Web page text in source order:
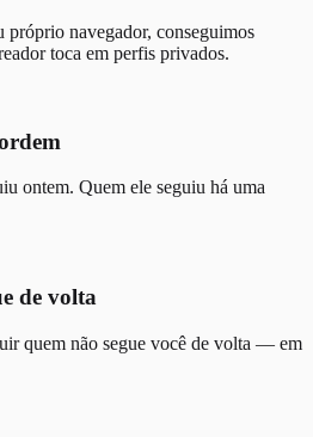
próprio navegador, conseguimos
toca em perfis privados.
ontem. Quem ele seguiu há uma
de volta
quem não segue você de volta — em